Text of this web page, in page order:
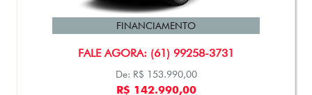
Ver oferta
FASTBACK ABARTH TURBO 270 FLEX AT 2025